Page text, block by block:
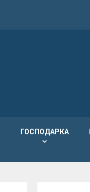
ГОСПОДАРКА